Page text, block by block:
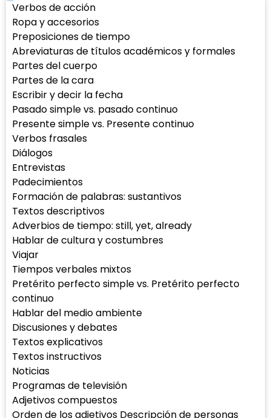
Verbos de acción
Ropa y accesorios
Preposiciones de tiempo
Abreviaturas de títulos académicos y formales
Partes del cuerpo
Partes de la cara
Escribir y decir la fecha
Pasado simple vs. pasado continuo
Presente simple vs. Presente continuo
Verbos frasales
Diálogos
Entrevistas
Padecimientos
Formación de palabras: sustantivos
Textos descriptivos
Adverbios de tiempo: still, yet, already
Hablar de cultura y costumbres
Viajar
Tiempos verbales mixtos
Pretérito perfecto simple vs. Pretérito perfecto
continuo
Hablar del medio ambiente
Discusiones y debates
Textos explicativos
Textos instructivos
Noticias
Programas de televisión
Adjetivos compuestos
Orden de los adjetivos Descripción de personas